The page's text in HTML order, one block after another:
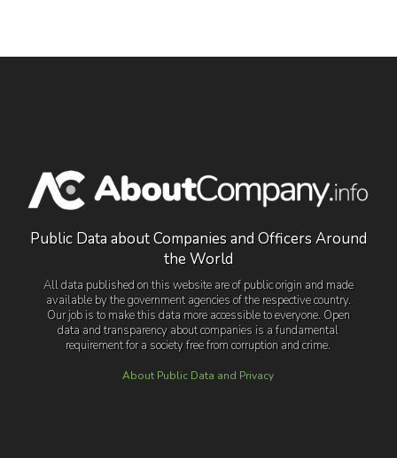
Public Data about Companies and Officers Around
the World
All data published on this website are of public origin and made
available by the government agencies of the respective country.
Our job is to make this data more accessible to everyone. Open
data and transparency about companies is a fundamental
requirement for a society free from corruption and crime.
About Public Data and Privacy